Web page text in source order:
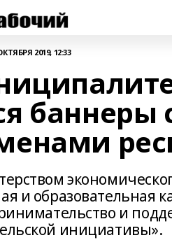
2019, 12:33
баннеры
и образовательная
и
инициативы».